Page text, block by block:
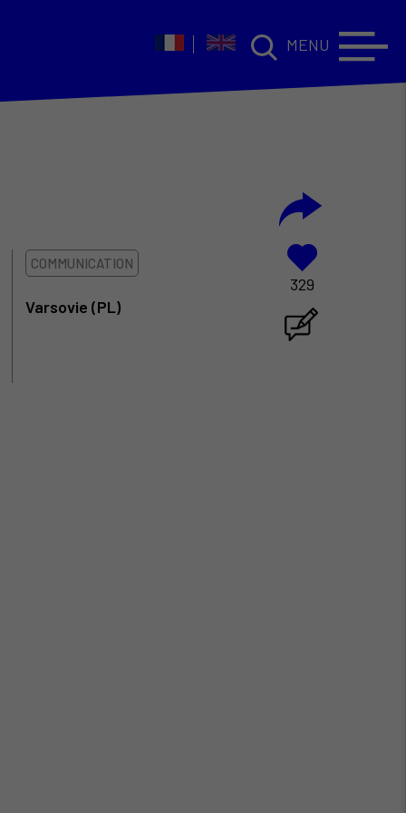
MENU
329
COMMUNICATION
Varsovie (PL)